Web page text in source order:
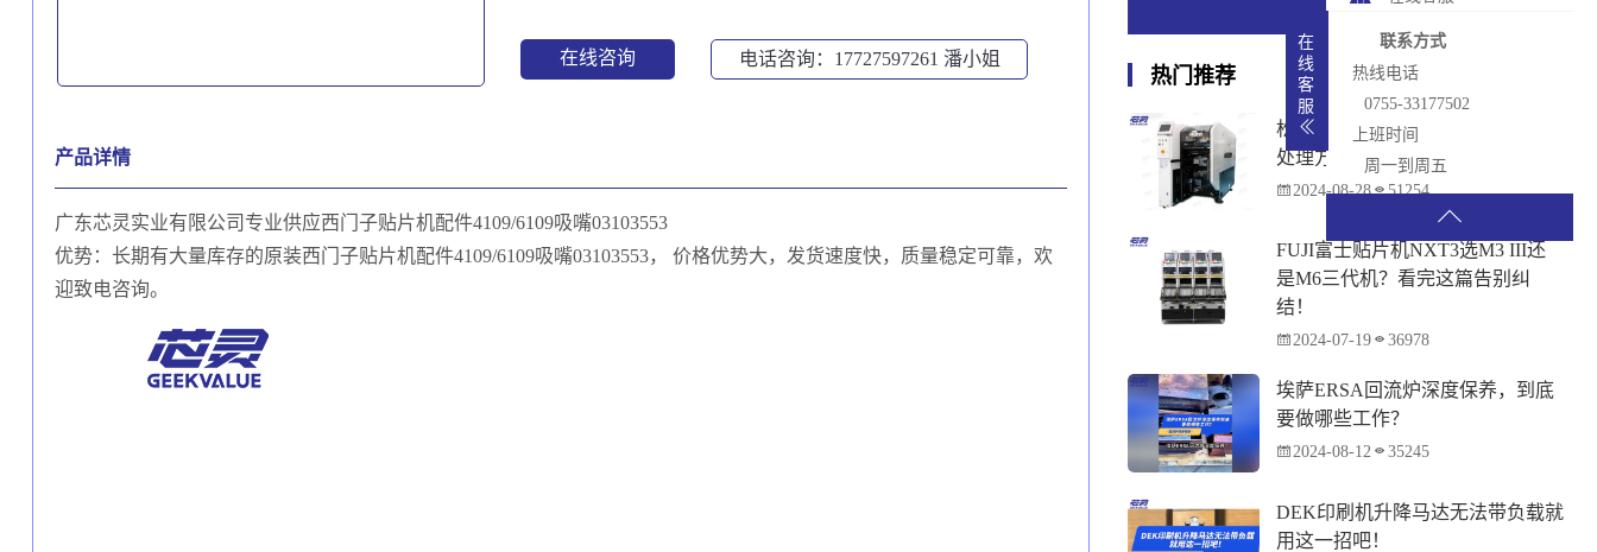
在线咨询 电话咨询：17727597261 潘小姐
产品详情
广东芯灵实业有限公司专业供应西门子贴片机配件4109/6109吸嘴03103553
优势：长期有大量库存的原装西门子贴片机配件4109/6109吸嘴03103553， 价格优势大，发货速度快，质量稳定可靠，欢
迎致电咨询。
热门推荐
松下贴片机PCB传输不畅的原因与
处理方法
2024-08-28 51254
FUJI富士贴片机NXT3选M3 III还
是M6三代机？看完这篇告别纠
结！
2024-07-19 36978
埃萨ERSA回流炉深度保养，到底
要做哪些工作？
2024-08-12 35245
DEK印刷机升降马达无法带负载就
用这一招吧！
联系方式
热线电话
0755-33177502
上班时间
周一到周五
在
线
客
服